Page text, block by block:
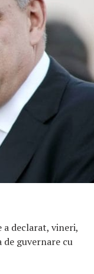
a declarat, vineri,
guvernare cu